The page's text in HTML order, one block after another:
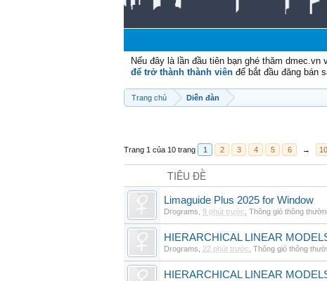
Nếu đây là lần đầu tiên bạn ghé thăm
để trở thành thành viên để bắt đầu đăng bán
Trang chủ Diễn đàn
Trang 1 của 10 trang 1 2 3 4 5 6 → 10
TIÊU ĐỀ
Limaguide Plus 2025 for Window
Drograms 9 phút trước Thông gió thông
HIERARCHICAL LINEAR
Drograms 22 phút trước Thông gió thông
HIERARCHICAL LINEAR